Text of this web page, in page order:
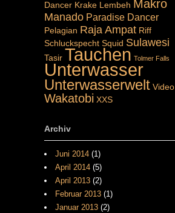
Dancer Krake Lembeh Makro
Manado Paradise Dancer
Pelagian Raja Ampat Riff
Schluckspecht Squid Sulawesi
Tasir Tauchen Tolmer Falls
Unterwasser
Unterwasserwelt Video
Wakatobi XXS
Archiv
Juni 2014(1)
April 2014(5)
April 2013(2)
Februar 2013(1)
Januar 2013(2)